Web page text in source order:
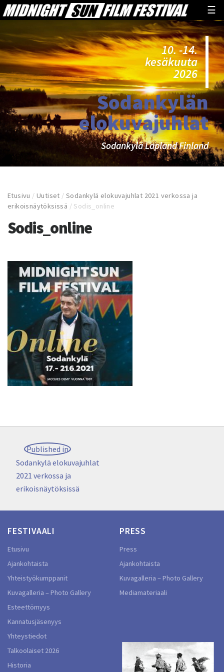
☰
10. -14.
kesäkuuta
2026
Sodankylän
elokuvajuhlat
Sodankylä Lapland Finland
Etusivu /Uutiset /Sodankylä elokuvajuhlat 2021 verkossa ja
erikoisnäytöksissä / Sodis_online
Sodis_online
Artikkelien
selaus
Published in
Sodankylä elokuvajuhlat
2021 verkossa ja
erikoisnäytöksissä
FESTIVAALI
Etusivu
Ajankohtaista
Yhteistyökumppanit
Kuvagalleria – Photo Gallery
Esteettömyys
Kannatusjäsenyys
Yhteystiedot
Talkoolaiset 2026
Historia
PRESS
Press
Ajankohtaista
Kuvagalleria – Photo Gallery
Mediamateriaali